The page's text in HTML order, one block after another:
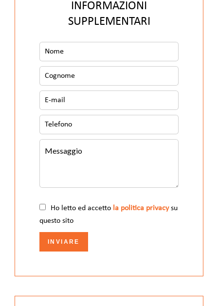
INFORMAZIONI
SUPPLEMENTARI
Ho letto ed accetto la politica privacysu
questo sito
INVIARE